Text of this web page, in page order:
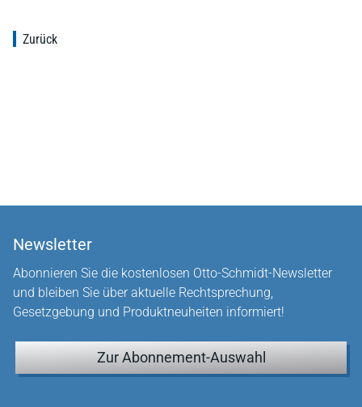
Zurück
Newsletter
Abonnieren Sie die kostenlosen Otto-Schmidt-Newsletter
und bleiben Sie über aktuelle Rechtsprechung,
Gesetzgebung und Produktneuheiten informiert!
Zur Abonnement-Auswahl